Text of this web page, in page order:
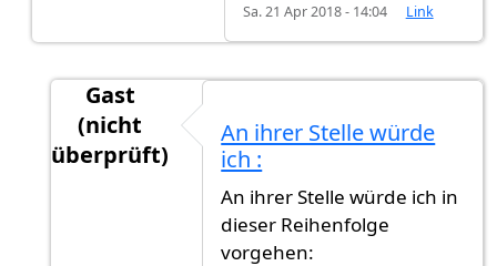
Sa. 21 Apr 2018 - 14:04 Link
Gast
(nicht
überprüft)
Die Staatsbürgerschaft hat… von
An ihrer Stelle würde
ich :
An ihrer Stelle würde ich in
dieser Reihenfolge
vorgehen: